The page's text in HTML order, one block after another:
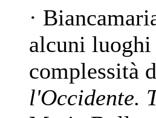
·
alcuni
complessità
l'Occidente.